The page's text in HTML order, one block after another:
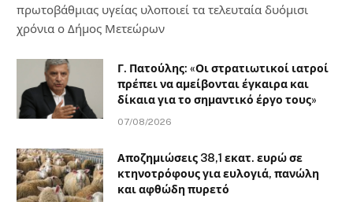
πρωτοβάθμιας υγείας υλοποιεί τα τελευταία δυόμισι
χρόνια ο Δήμος Μετεώρων
Γ. Πατούλης: «Οι στρατιωτικοί ιατροί
πρέπει να αμείβονται έγκαιρα και
δίκαια για το σημαντικό έργο τους»
07/08/2026
Αποζημιώσεις 38,1 εκατ. ευρώ σε
κτηνοτρόφους για ευλογιά, πανώλη
και αφθώδη πυρετό